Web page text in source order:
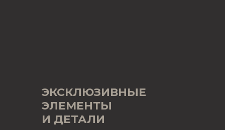
ЭКСКЛЮЗИВНЫЕ
ЭЛЕМЕНТЫ
И ДЕТАЛИ